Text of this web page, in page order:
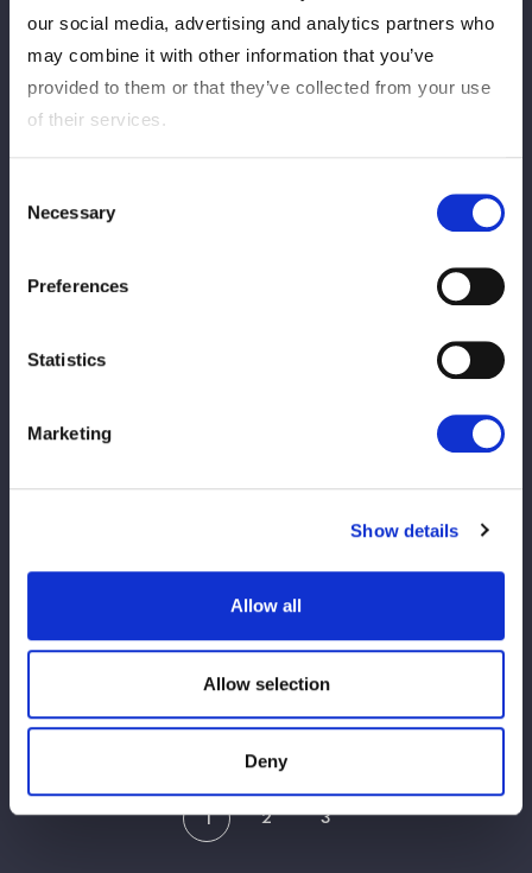
our social media, advertising and analytics partners who
may combine it with other information that you’ve
provided to them or that they’ve collected from your use
of their services.
Selection
Necessary
Preferences
Statistics
Marketing
Show details
Allow all
Allow selection
Deny
ゲスト解説者に相羽あいなさんが決定！
2026/05/20 PPV
【PPV情報】5/23『STARDOM QUEENS
DYNASTY 2026 〜天下布武〜』のPPV販
【PPV情報】4月26日（日）横浜アリーナ
ラモンHGさん、RGさんが決定！
2026/04/18 横アリPPV
【PPV販売開始！】4/26『ミツカン フルー
ティス presents ALL STAR GRAND
1 2 3